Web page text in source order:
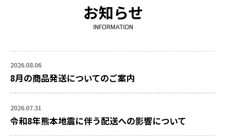
お知らせ
INFORMATION
2026.08.06
8月の商品発送についてのご案内
2026.07.31
令和8年熊本地震に伴う配送への影響について